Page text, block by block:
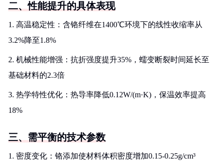
二、性能提升的具体表现
1. 高温稳定性：含铬纤维在1400℃环境下的线性收缩率从
3.2%降至1.8%
2. 机械性能增强：抗折强度提升35%，蠕变断裂时间延长至
基础材料的2.3倍
3. 热学特性优化：热导率降低0.12W/(m·K)，保温效率提高
18%
三、需平衡的技术参数
1. 密度变化：铬添加使材料体积密度增加0.15-0.25g/cm³